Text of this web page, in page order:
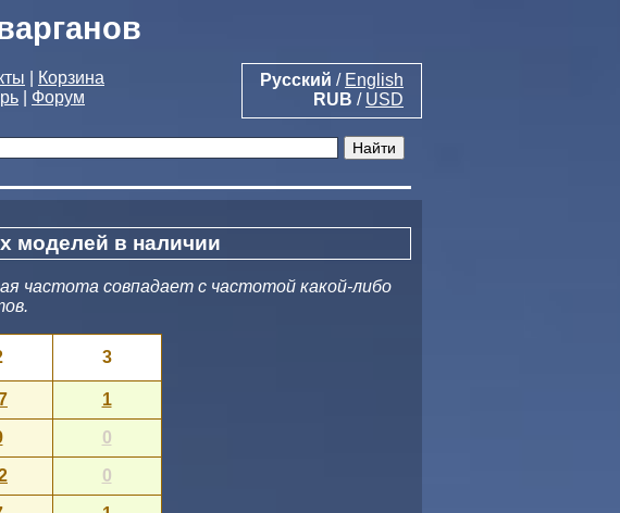
Русский / English
RUB / USD
Корзина
Форум
моделей в наличии
частота совпадает с частотой какой-либо
3
1
0
0